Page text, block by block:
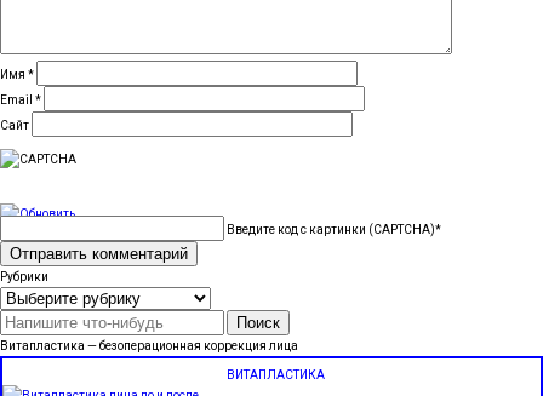
Имя *
Email *
Сайт
Введите код с картинки (CAPTCHA)*
Рубрики
Рубрики
Найти:
Витапластика — безоперационная коррекция лица
ВИТАПЛАСТИКА